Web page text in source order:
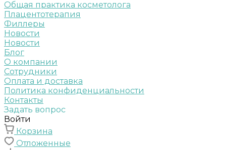
Общая практика косметолога
Плацентотерапия
Филлеры
Новости
Новости
Блог
О компании
Сотрудники
Оплата и доставка
Политика конфиденциальности
Контакты
Задать вопрос
Войти
Корзина
Отложенные